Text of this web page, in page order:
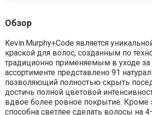
Обзор
Kevin.Murphy+Code является
краскойдля волос, созданным по
традиционно применяемымв уходе
ассортименте представлено 91
позволяющий полностью скрыть
достичь полной цветовой
вдвое более ровное покрытие. Кроме
способна светлее сделать волосы на